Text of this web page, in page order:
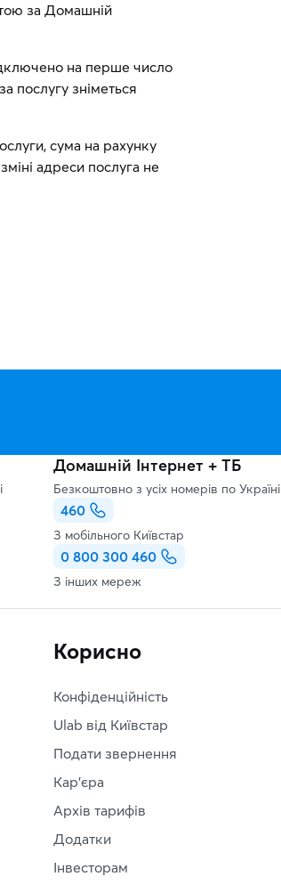
за Домашній
на перше число
послугу зніметься
сума на рахунку
адреси послуга не
Домашній Інтернет + ТБ
Безкоштовно з усіх номерів по Україні
460
З мобільного Київстар
0 800 300 460
З інших мереж
Корисно
Конфіденційність
Ulab від Київстар
Подати звернення
Кар'єра
Архів тарифів
Додатки
Інвесторам